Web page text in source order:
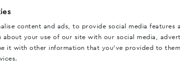
content and ads, to provide social media features
about your use of our site with our social media,
it with other information that you’ve provided to